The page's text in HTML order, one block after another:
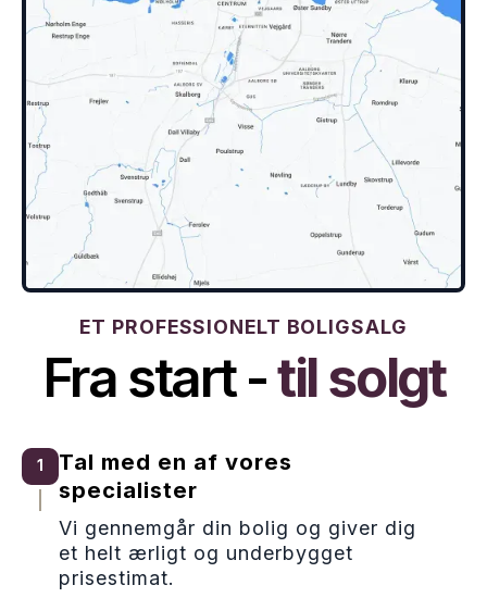
ET PROFESSIONELT BOLIGSALG
Fra start -til solgt
1
Tal med en af vores
specialister
Vi gennemgår din bolig og giver dig
et helt ærligt og underbygget
prisestimat.